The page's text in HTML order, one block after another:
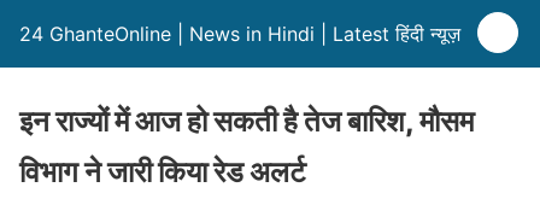
24 GhanteOnline | News in Hindi | Latest हिंदी न्यूज़
इन राज्यों में आज हो सकती है तेज बारिश, मौसम
विभाग ने जारी किया रेड अलर्ट